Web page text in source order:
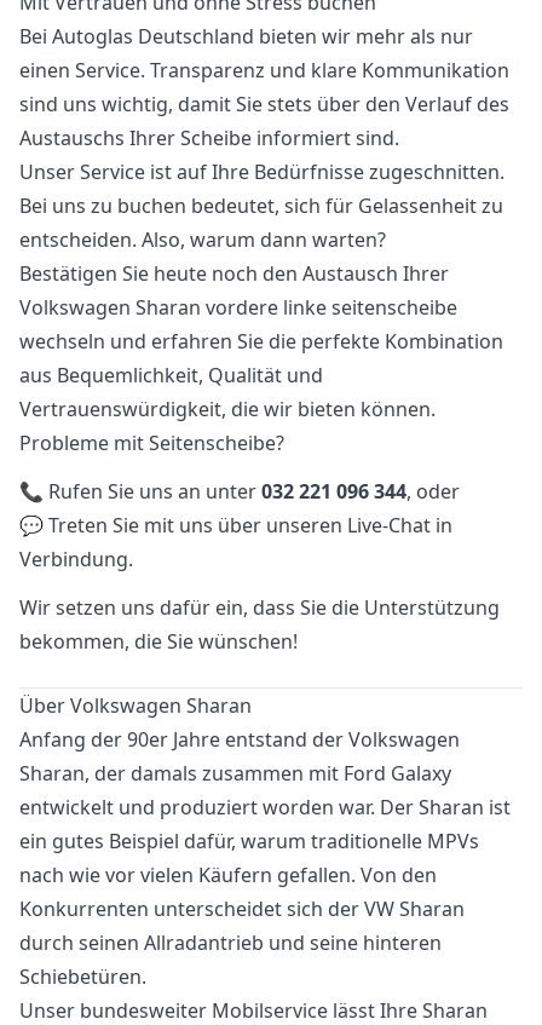
Bei Autoglas Deutschland bieten wir mehr als nur
einen Service. Transparenz und klare Kommunikation
sind uns wichtig, damit Sie stets über den Verlauf des
Austauschs Ihrer Scheibe informiert sind.
Unser Service ist auf Ihre Bedürfnisse zugeschnitten.
Bei uns zu buchen bedeutet, sich für Gelassenheit zu
entscheiden. Also, warum dann warten?
Bestätigen Sie heute noch den Austausch Ihrer
Volkswagen Sharan vordere linke seitenscheibe
wechseln und erfahren Sie die perfekte Kombination
aus Bequemlichkeit, Qualität und
Vertrauenswürdigkeit, die wir bieten können.
Probleme mit Seitenscheibe?
📞 Rufen Sie uns an unter032 221 096 344, oder
💬 Treten Sie mit uns über unseren Live-Chat in
Verbindung.
Wir setzen uns dafür ein, dass Sie die Unterstützung
bekommen, die Sie wünschen!
Über Volkswagen Sharan
Anfang der 90er Jahre entstand der Volkswagen
Sharan, der damals zusammen mit Ford Galaxy
entwickelt und produziert worden war. Der Sharan ist
ein gutes Beispiel dafür, warum traditionelle MPVs
nach wie vor vielen Käufern gefallen. Von den
Konkurrenten unterscheidet sich der VW Sharan
durch seinen Allradantrieb und seine hinteren
Schiebetüren.
Unser bundesweiter Mobilservice lässt Ihre Sharan